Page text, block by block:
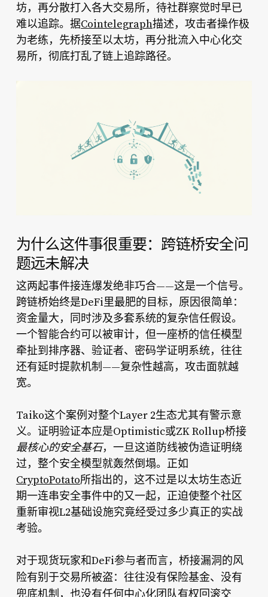
坊，再分散打入各大交易所，待社群察觉时早已
难以追踪。据Cointelegraph描述，攻击者操作极
为老练，先桥接至以太坊，再分批流入中心化交
易所，彻底打乱了链上追踪路径。
为什么这件事很重要：跨链桥安全问
题远未解决
这两起事件接连爆发绝非巧合——这是一个信号。
跨链桥始终是DeFi里最肥的目标，原因很简单：
资金量大，同时涉及多套系统的复杂信任假设。
一个智能合约可以被审计，但一座桥的信任模型
牵扯到排序器、验证者、密码学证明系统，往往
还有延时提款机制——复杂性越高，攻击面就越
宽。
Taiko这个案例对整个Layer 2生态尤其有警示意
义。证明验证本应是Optimistic或ZK Rollup桥接
最核心的安全基石，一旦这道防线被伪造证明绕
过，整个安全模型就轰然倒塌。正如
CryptoPotato所指出的，这不过是以太坊生态近
期一连串安全事件中的又一起，正迫使整个社区
重新审视L2基础设施究竟经受过多少真正的实战
考验。
对于现货玩家和DeFi参与者而言，桥接漏洞的风
险有别于交易所被盗： 往往没有保险基金、没有
兜底机制，也没有任何中心化团队有权回滚交